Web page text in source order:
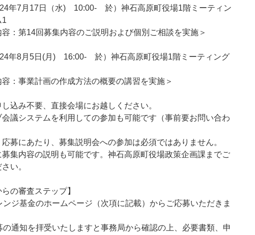
年7月17日（水) 10:00- 於）神石高原町役場1階ミーティン
1
容：第14回募集内容のご説明および個別ご相談を実施＞
年8月5日(月) 16:00- 於）神石高原町役場1階ミーティング
容：事業計画の作成方法の概要の講習を実施＞
込み不要、直接会場にお越しください。
議システムを利用しての参加も可能です（事前要お問い合わ
募にあたり、募集説明会への参加は必須ではありません。
集内容の説明も可能です。神石高原町役場政策企画課までご
い。
らの審査ステップ】
ンジ基金のホームページ（次項に記載）からご応募いただきま
の通知を拝受いたしますと事務局から確認の上、必要書類、申